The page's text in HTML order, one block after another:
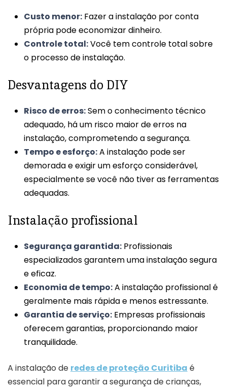
Custo menor: Fazer a instalação por conta
própria pode economizar dinheiro.
Controle total:Você tem controle total sobre
o processo de instalação.
Desvantagens do DIY
Risco de erros:Sem o conhecimento técnico
adequado, há um risco maior de erros na
instalação, comprometendo a segurança.
Tempo e esforço:A instalação pode ser
demorada e exigir um esforço considerável,
especialmente se você não tiver as ferramentas
adequadas.
Instalação profissional
Segurança garantida: Profissionais
especializados garantem uma instalação segura
e eficaz.
Economia de tempo:A instalação profissional é
geralmente mais rápida e menos estressante.
Garantia de serviço: Empresas profissionais
oferecem garantias, proporcionando maior
tranquilidade.
A instalação de redes de proteção Curitiba é
essencial para garantir a segurança de crianças,